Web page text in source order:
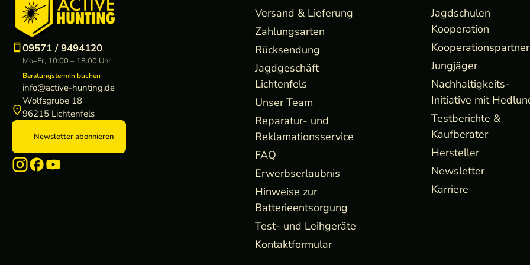
09571 / 9494120
Mo–Fr, 10:00 – 18:00 Uhr
Beratungstermin buchen
info@active-hunting.de
Wolfsgrube 18
96215 Lichtenfels
Newsletter abonnieren
Versand & Lieferung
Zahlungsarten
Rücksendung
Jagdgeschäft
Lichtenfels
Unser Team
Reparatur- und
Reklamationsservice
FAQ
Erwerbserlaubnis
Hinweise zur
Batterieentsorgung
Test- und Leihgeräte
Kontaktformular
Jagdschulen
Kooperation
Kooperationspartner
Jungjäger
Nachhaltigkeits-
Initiative mit
Testberichte &
Kaufberater
Hersteller
Newsletter
Karriere